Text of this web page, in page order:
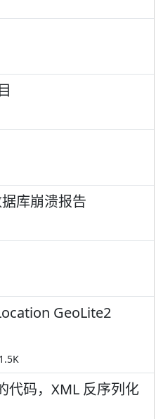
库崩溃报告
GeoLite2
1.5K
代码，XML 反序列化